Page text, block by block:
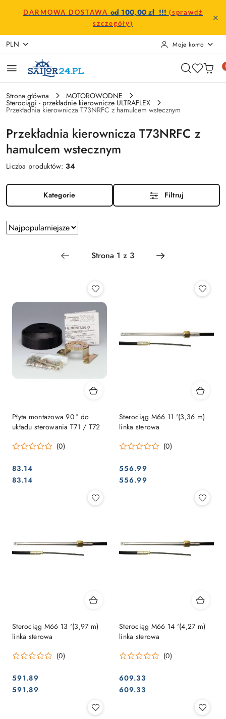
Przejdź do treści głównej
Przejdź do wyszukiwarki
Przejdź do moje konto
Przejdź do menu głównego
Przejdź do stopki
DARMOWA DOSTAWA od 100,00 zł !!! (sprawdź
szczegóły)
PLN Moje konto
Strona główna MOTOROWODNE
Sterociągi - przekładnie kierownicze ULTRAFLEX
Przekładnia kierownicza T73NRFC z hamulcem wstecznym
Przekładnia kierownicza T73NRFC z
hamulcem wstecznym
Liczba produktów:34
Kategorie Filtruj
Zastosowano
sortowanie:
Najpopularniejsze.
Sortuj
według
Płyta montażowa 90 ° do
układu sterowania T71 / T72
(0)
Cena:
83.14
Cena:
83.14
Sterociąg M66 11 '(3,36 m)
linka sterowa
(0)
Cena:
556.99
Cena:
556.99
Sterociąg M66 13 '(3,97 m)
linka sterowa
(0)
Cena:
591.89
Cena:
591.89
Sterociąg M66 14 '(4,27 m)
linka sterowa
(0)
Cena:
609.33
Cena:
609.33